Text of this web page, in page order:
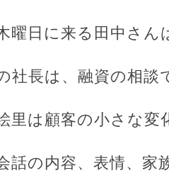
曜日に来る田中さん
社長は、融資の相談
里は顧客の小さな変
話の内容、表情、家